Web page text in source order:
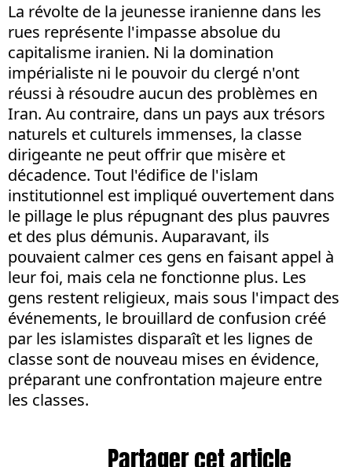
La révolte de la jeunesse iranienne dans les
rues représente l'impasse absolue du
capitalisme iranien. Ni la domination
impérialiste ni le pouvoir du clergé n'ont
réussi à résoudre aucun des problèmes en
Iran. Au contraire, dans un pays aux trésors
naturels et culturels immenses, la classe
dirigeante ne peut offrir que misère et
décadence. Tout l'édifice de l'islam
institutionnel est impliqué ouvertement dans
le pillage le plus répugnant des plus pauvres
et des plus démunis. Auparavant, ils
pouvaient calmer ces gens en faisant appel à
leur foi, mais cela ne fonctionne plus. Les
gens restent religieux, mais sous l'impact des
événements, le brouillard de confusion créé
par les islamistes disparaît et les lignes de
classe sont de nouveau mises en évidence,
préparant une confrontation majeure entre
les classes.